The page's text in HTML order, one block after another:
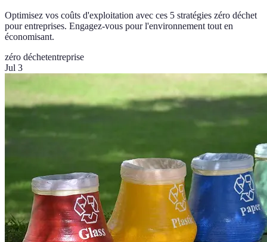
Optimisez vos coûts d'exploitation avec ces 5 stratégies zéro déchet
pour entreprises. Engagez-vous pour l'environnement tout en
économisant.
zéro déchetentreprise
Jul 3